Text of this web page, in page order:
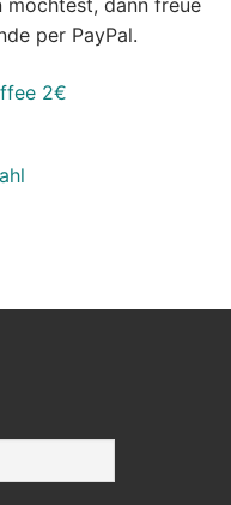
dann freue
per PayPal.
2€